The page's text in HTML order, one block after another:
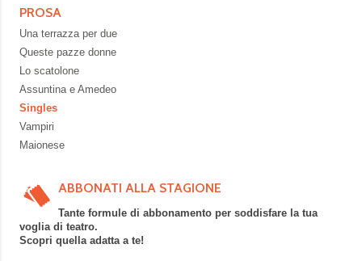
PROSA
Una terrazza per due
Queste pazze donne
Lo scatolone
Assuntina e Amedeo
Singles
Vampiri
Maionese
ABBONATI ALLA STAGIONE
Tante formule di abbonamento per soddisfare la tua
voglia di teatro.
Scopri quella adatta a te!